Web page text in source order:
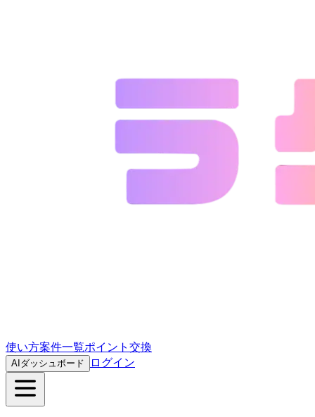
使い方案件一覧ポイント交換
AIダッシュボード ログイン